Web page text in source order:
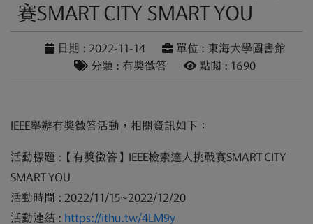
賽SMART CITY SMART YOU
日期 : 2022-11-14
單位 : 東海大學圖書館
分類 : 有獎徵答
點閱 : 1690
IEEE舉辦有獎徵答活動，相關資訊如下：
活動標題 :【有獎徵答】IEEE檢索達人挑戰賽SMART CITY
SMART YOU
活動時間 : 2022/11/15~2022/12/20
活動連結 : https://ithu.tw/4LM9y